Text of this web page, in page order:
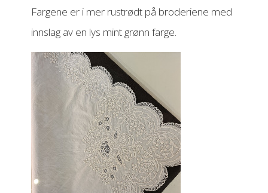
Fargene er i mer rustrødt på broderiene med
innslag av en lys mint grønn farge.